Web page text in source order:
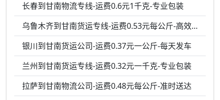
长春到甘南物流专线-运费0.6元1千克-专业包装
乌鲁木齐到甘南货运专线-运费0.53元每公斤-高效响应
银川到甘南货运公司-运费0.37元一公斤-每天发车
兰州到甘南货运专线-运费0.32元一千克-专业包装
拉萨到甘南物流公司-运费0.48元每公斤-准时送达